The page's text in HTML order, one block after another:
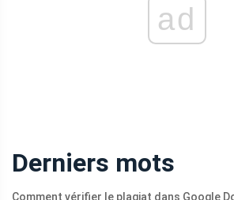
ad
Derniers mots
Comment vérifier le plagiat dans Google